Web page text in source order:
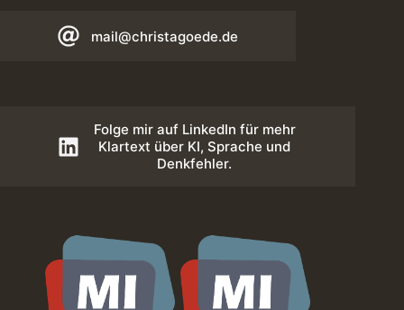
mail@christagoede.de
Folge mir auf LinkedIn für mehr
Klartext über KI, Sprache und
Denkfehler.